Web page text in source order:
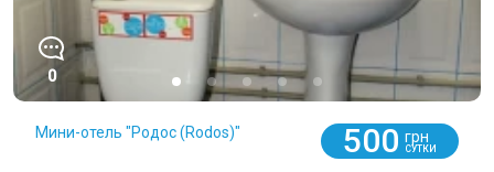
0
Мини-отель "Родос (Rodos)" 500 грн
СУТКИ